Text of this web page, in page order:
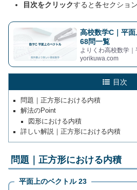
目次をクリックすると各セクショ
高校数学C｜平
68問一覧
よりくわ高校数学
yorikuwa.com
目次
問題｜正方形における内積
解法のPoint
図形における内積
詳しい解説｜正方形における内積
問題｜正方形における内積
平面上のベクトル 23